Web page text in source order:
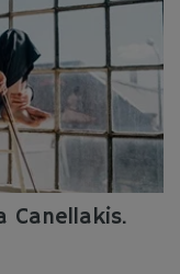
Canellakis.